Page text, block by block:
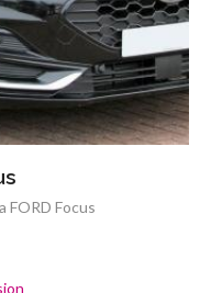
FORD Focus